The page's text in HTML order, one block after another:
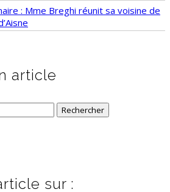
: Mme Breghi réunit sa voisine de
article
sur :